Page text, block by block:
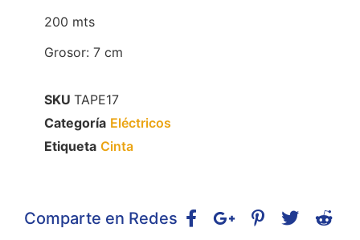
200 mts
Grosor: 7 cm
SKU TAPE17
Categoría Eléctricos
Etiqueta Cinta
Comparte en Redes